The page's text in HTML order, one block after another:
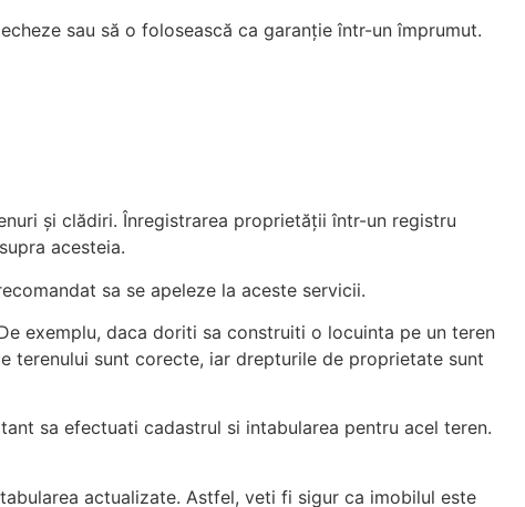
sau să o folosească ca garanție într-un împrumut.
și clădiri. Înregistrarea proprietății într-un registru
acesteia.
sa se apeleze la aceste servicii.
exemplu, daca doriti sa construiti o locuinta pe un teren
terenului sunt corecte, iar drepturile de proprietate sunt
sa efectuati cadastrul si intabularea pentru acel teren.
actualizate. Astfel, veti fi sigur ca imobilul este